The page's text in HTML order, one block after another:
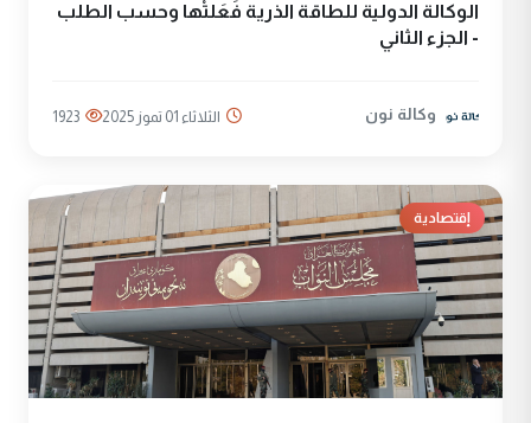
الوكالة الدولية للطاقة الذرية فَعَلتْها وحسب الطلب
- الجزء الثاني
وكالة نون الثلاثاء 01 تموز 2025 1923
إقتصادية